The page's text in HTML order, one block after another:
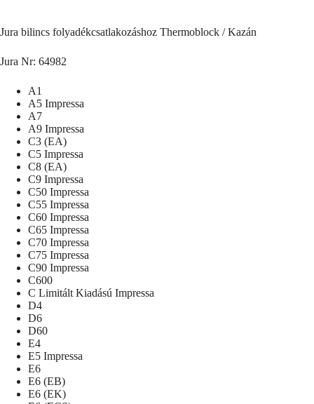
Jura bilincs folyadékcsatlakozáshoz Thermoblock / Kazán
Jura Nr: 64982
A1
A5 Impressa
A7
A9 Impressa
C3 (EA)
C5 Impressa
C8 (EA)
C9 Impressa
C50 Impressa
C55 Impressa
C60 Impressa
C65 Impressa
C70 Impressa
C75 Impressa
C90 Impressa
C600
C Limitált Kiadású Impressa
D4
D6
D60
E4
E5 Impressa
E6
E6 (EB)
E6 (EK)